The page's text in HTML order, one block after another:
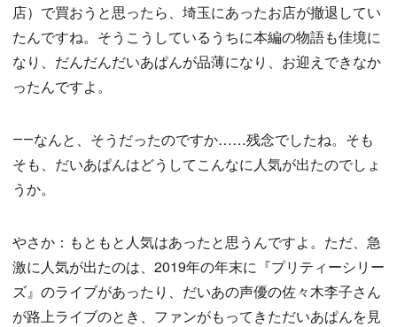
店）で買おうと思ったら、埼玉にあったお店が撤退してい
たんですね。そうこうしているうちに本編の物語も佳境に
なり、だんだんだいあぱんが品薄になり、お迎えできなか
ったんですよ。
――なんと、そうだったのですか……残念でしたね。そも
そも、だいあぱんはどうしてこんなに人気が出たのでしょ
うか。
やさか：もともと人気はあったと思うんですよ。ただ、急
激に人気が出たのは、2019年の年末に『プリティーシリー
ズ』のライブがあったり、だいあの声優の佐々木李子さん
が路上ライブのとき、ファンがもってきただいあぱんを見